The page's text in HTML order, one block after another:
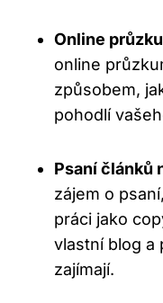
Online
online
způsobem,⁣
pohodlí
Psaní článků
zájem ⁢o
práci jako
vlastní blog a
zajímají.